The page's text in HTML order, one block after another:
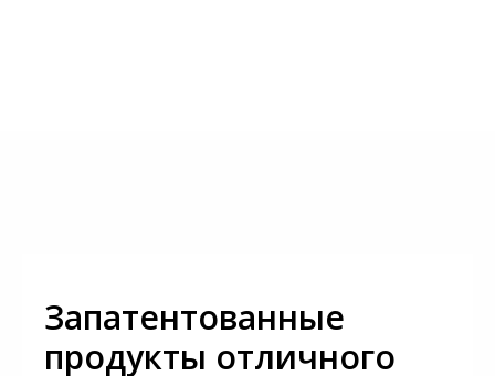
Запатентованные
продукты отличного